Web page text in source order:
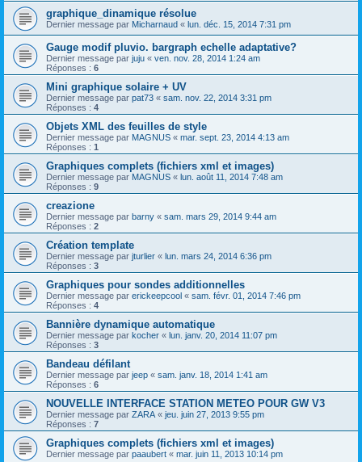
graphique_dinamique résolue
Dernier message par Micharnaud « lun. déc. 15, 2014 7:31 pm
Gauge modif pluvio. bargraph echelle adaptative?
Dernier message par juju « ven. nov. 28, 2014 1:24 am
Réponses : 6
Mini graphique solaire + UV
Dernier message par pat73 « sam. nov. 22, 2014 3:31 pm
Réponses : 4
Objets XML des feuilles de style
Dernier message par MAGNUS « mar. sept. 23, 2014 4:13 am
Réponses : 1
Graphiques complets (fichiers xml et images)
Dernier message par MAGNUS « lun. août 11, 2014 7:48 am
Réponses : 9
creazione
Dernier message par barny « sam. mars 29, 2014 9:44 am
Réponses : 2
Création template
Dernier message par jturlier « lun. mars 24, 2014 6:36 pm
Réponses : 3
Graphiques pour sondes additionnelles
Dernier message par erickeepcool « sam. févr. 01, 2014 7:46 pm
Réponses : 4
Bannière dynamique automatique
Dernier message par kocher « lun. janv. 20, 2014 11:07 pm
Réponses : 3
Bandeau défilant
Dernier message par jeep « sam. janv. 18, 2014 1:41 am
Réponses : 6
NOUVELLE INTERFACE STATION METEO POUR GW V3
Dernier message par ZARA « jeu. juin 27, 2013 9:55 pm
Réponses : 7
Graphiques complets (fichiers xml et images)
Dernier message par paaubert « mar. juin 11, 2013 10:14 pm